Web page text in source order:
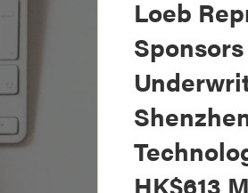
Loeb
HK$613